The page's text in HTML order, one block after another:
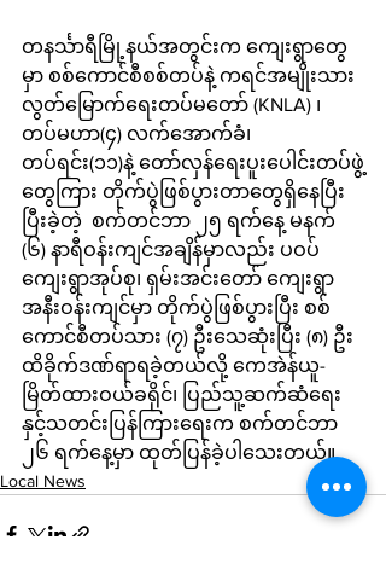
တနင်္သာရီမြို့နယ်အတွင်းက ကျေးရွာတွေ
မှာ စစ်ကောင်စီစစ်တပ်နဲ့ ကရင်အမျိုးသား
လွတ်မြောက်ရေးတပ်မတော် (KNLA) ၊
တပ်မဟာ(၄) လက်အောက်ခံ၊
တပ်ရင်း(၁၁)နဲ့ တော်လှန်ရေးပူးပေါင်းတပ်ဖွဲ့
တွေကြား တိုက်ပွဲဖြစ်ပွားတာတွေရှိနေပြီး
ပြီးခဲ့တဲ့  စက်တင်ဘာ ၂၅ ရက်နေ့ မနက်
(၆) နာရီဝန်းကျင်အချိန်မှာလည်း ပဝပ်
ကျေးရွာအုပ်စု၊ ရှမ်းအင်းတော် ကျေးရွာ
အနီးဝန်းကျင်မှာ တိုက်ပွဲဖြစ်ပွားပြီး စစ်
ကောင်စီတပ်သား (၇) ဦးသေဆုံးပြီး (၈) ဦး
ထိခိုက်ဒဏ်ရာရခဲ့တယ်လို့ ‎ကေအဲန်ယူ-
မြိတ်ထားဝယ်ခရိုင်၊ ပြည်သူ့ဆက်ဆံရေး
နှင့်သတင်းပြန်ကြားရေးက စက်တင်ဘာ
၂၆ ရက်နေ့မှာ ထုတ်ပြန်ခဲ့ပါသေးတယ်။
Local News